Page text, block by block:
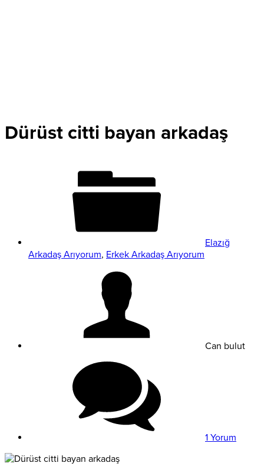
Dürüst citti bayan arkadaş
Elazığ
Arkadaş Arıyorum, Erkek Arkadaş Arıyorum
Can bulut
1 Yorum